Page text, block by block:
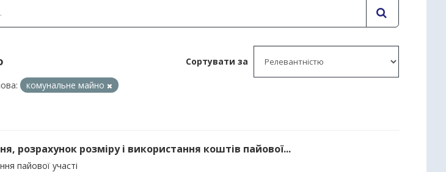
Сортувати за
комунальне майно
розрахунок розміру і використання коштів пайової...
пайової участі